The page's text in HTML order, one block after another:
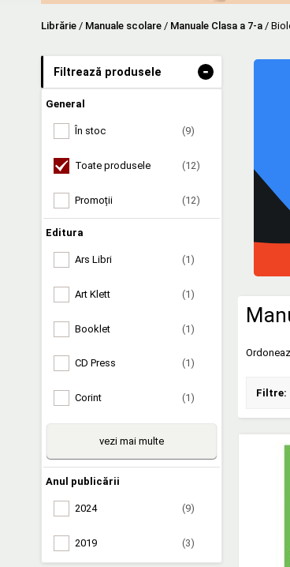
Librărie / Manuale scolare / Manuale Clasa a 7-a /
Filtrează produsele -
General
În stoc (9)
Toate produsele (12)
Promoții (12)
Editura
Ars Libri (1)
Art Klett (1)
Booklet (1)
CD Press (1)
Corint (1)
vezi mai multe
Anul publicării
2024 (9)
2019 (3)
Filtre: